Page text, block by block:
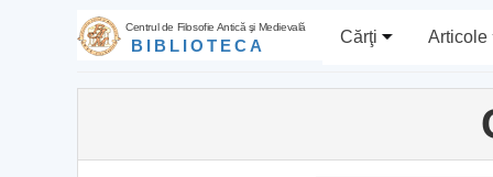
Centrul de Filosofie Antică şi Medievală
BIBLIOTECA Cărţi Articole